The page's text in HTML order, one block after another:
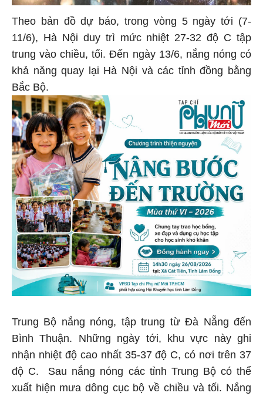
Theo bản đồ dự báo, trong vòng 5 ngày tới (7-
11/6), Hà Nội duy trì mức nhiệt 27-32 độ C tập
trung vào chiều, tối. Đến ngày 13/6, nắng nóng có
khả năng quay lại Hà Nội và các tỉnh đồng bằng
Bắc Bộ.
Trung Bộ nắng nóng, tập trung từ Đà Nẵng đến
Bình Thuận. Những ngày tới, khu vực này ghi
nhận nhiệt độ cao nhất 35-37 độ C, có nơi trên 37
độ C. Sau nắng nóng các tỉnh Trung Bộ có thể
xuất hiện mưa dông cục bộ về chiều và tối. Nắng